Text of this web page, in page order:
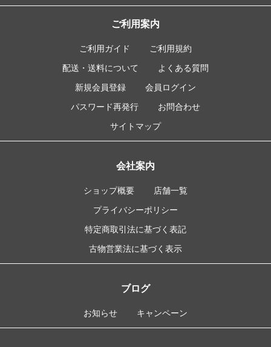
ご利用案内
ご利用ガイド
ご利用規約
配送・送料について
よくある質問
新規会員登録
会員ログイン
パスワード再発行
お問合わせ
サイトマップ
会社案内
ショップ概要
店舗一覧
プライバシーポリシー
特定商取引法に基づく表記
古物営業法に基づく表示
ブログ
お知らせ キャンペーン